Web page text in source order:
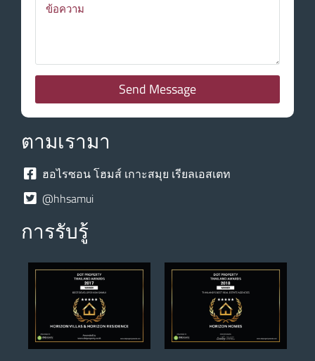
Send Message
ตามเรามา
ฮอไรซอน โฮมส์ เกาะสมุย เรียลเอสเตท
@hhsamui
การรับรู้